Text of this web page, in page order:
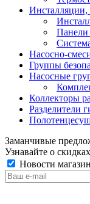
Панели
Насосно-
Группы
Насосные
Коллекторы
Разделители
Заманчивые
Узнавайте о
Новости